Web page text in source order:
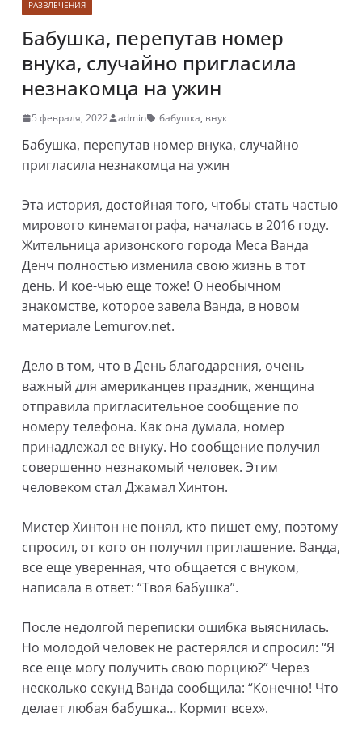
РАЗВЛЕЧЕНИЯ
Бабушка, перепутав номер
внука, случайно пригласила
незнакомца на ужин
5 февраля, 2022 admin бабушка, внук
Бабушка, перепутав номер внука, случайно
пригласила незнакомца на ужин
Эта история, достойная того, чтобы стать частью
мирового кинематографа, началась в 2016 году.
Жительница аризонского города Меса Ванда
Денч полностью изменила свою жизнь в тот
день. И кое-чью еще тоже! О необычном
знакомстве, которое завела Ванда, в новом
материале Lemurov.net.
Дело в том, что в День благодарения, очень
важный для американцев праздник, женщина
отправила пригласительное сообщение по
номеру телефона. Как она думала, номер
принадлежал ее внуку. Но сообщение получил
совершенно незнакомый человек. Этим
человеком стал Джамал Хинтон.
Мистер Хинтон не понял, кто пишет ему, поэтому
спросил, от кого он получил приглашение. Ванда,
все еще уверенная, что общается с внуком,
написала в ответ: “Твоя бабушка”.
После недолгой переписки ошибка выяснилась.
Но молодой человек не растерялся и спросил: “Я
все еще могу получить свою порцию?” Через
несколько секунд Ванда сообщила: “Конечно! Что
делает любая бабушка… Кормит всех».